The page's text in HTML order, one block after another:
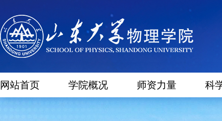
网站首页 学院概况 师资力量 科